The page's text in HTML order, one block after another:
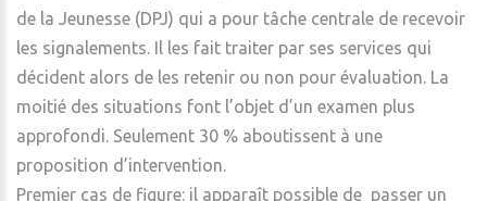
de la Jeunesse (DPJ) qui a pour tâche centrale de recevoir
les signalements. Il les fait traiter par ses services qui
décident alors de les retenir ou non pour évaluation. La
moitié des situations font l’objet d’un examen plus
approfondi. Seulement 30 % aboutissent à une
proposition d’intervention.
Premier cas de figure: il apparaît possible de passer un